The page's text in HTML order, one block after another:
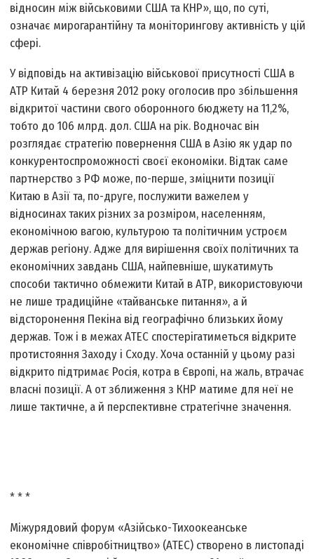
відносин між військовими США та КНР», що, по суті,
означає мирогарантійну та моніторингову активність у цій
сфері.
У відповідь на активізацію військової присутності США в
АТР Китай 4 березня 2012 року оголосив про збільшення
відкритої частини свого оборонного бюджету на 11,2%,
тобто до 106 млрд. дол. США на рік. Водночас він
розглядає стратегію повернення США в Азію як удар по
конкурентоспроможності своєї економіки. Відтак саме
партнерство з РФ може, по-перше, зміцнити позиції
Китаю в Азії та, по-друге, послужити важелем у
відносинах таких різних за розміром, населенням,
економічною вагою, культурою та політичним устроєм
держав регіону. Адже для вирішення своїх політичних та
економічних завдань США, найпевніше, шукатимуть
способи тактично обмежити Китай в АТР, використовуючи
не лише традиційне «тайванське питання», а й
відсторонення Пекіна від географічно близьких йому
держав. Тож і в межах АТЕС спостерігатиметься відкрите
протистояння Заходу і Сходу. Хоча останній у цьому разі
відкрито підтримає Росія, котра в Європі, на жаль, втрачає
власні позиції. А от зближення з КНР матиме для неї не
лише тактичне, а й перспективне стратегічне значення.
* * *
Міжурядовий форум «Азійсько-Тихоокеанське
економічне співробітництво» (АТЕС) створено в листопаді